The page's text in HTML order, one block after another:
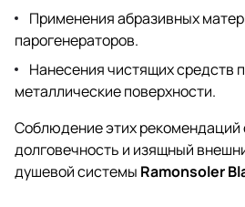
Применения абразивных
парогенераторов.
Нанесения чистящих средств
металлические поверхности.
Соблюдение этих рекомендаций
долговечность и изящный
душевой системы Ramonsoler